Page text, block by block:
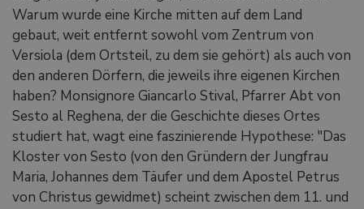
Warum wurde eine Kirche mitten auf dem Land
gebaut, weit entfernt sowohl vom Zentrum von
Versiola (dem Ortsteil, zu dem sie gehört) als auch von
den anderen Dörfern, die jeweils ihre eigenen Kirchen
haben? Monsignore Giancarlo Stival, Pfarrer Abt von
Sesto al Reghena, der die Geschichte dieses Ortes
studiert hat, wagt eine faszinierende Hypothese: "Das
Kloster von Sesto (von den Gründern der Jungfrau
Maria, Johannes dem Täufer und dem Apostel Petrus
von Christus gewidmet) scheint zwischen dem 11. und